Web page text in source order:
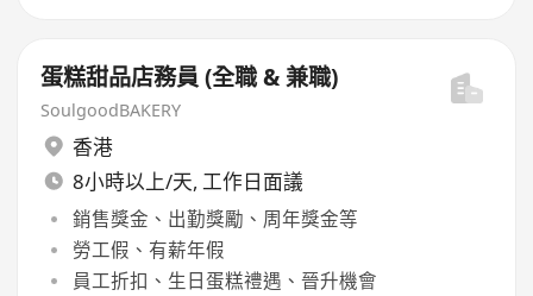
蛋糕甜品店務員 (全職 & 兼職)
SoulgoodBAKERY
香港
8小時以上/天, 工作日面議
銷售獎金、出勤獎勵、周年獎金等
勞工假、有薪年假
員工折扣、生日蛋糕禮遇、晉升機會